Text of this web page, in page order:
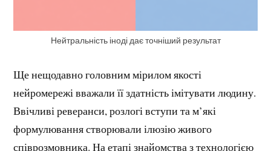
Нейтральність іноді дає точніший результат
Ще нещодавно головним мірилом якості
нейромережі вважали її здатність імітувати людину.
Ввічливі реверанси, розлогі вступи та м’які
формулювання створювали ілюзію живого
співрозмовника. На етапі знайомства з технологією